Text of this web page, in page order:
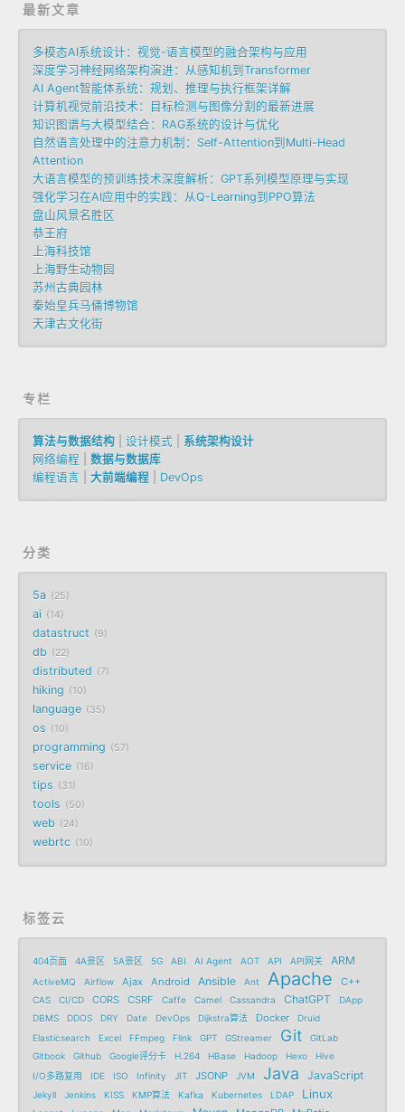
最新文章
多模态AI系统设计：视觉-语言模型的融合架构与应用
深度学习神经网络架构演进：从感知机到Transformer
AI Agent智能体系统：规划、推理与执行框架详解
计算机视觉前沿技术：目标检测与图像分割的最新进展
知识图谱与大模型结合：RAG系统的设计与优化
自然语言处理中的注意力机制：Self-Attention到Multi-Head
Attention
大语言模型的预训练技术深度解析：GPT系列模型原理与实现
强化学习在AI应用中的实践：从Q-Learning到PPO算法
盘山风景名胜区
恭王府
上海科技馆
上海野生动物园
苏州古典园林
秦始皇兵马俑博物馆
天津古文化街
专栏
算法与数据结构 设计模式
系统架构设计
网络编程
数据与数据库
编程语言
大前端编程 DevOps
分类
5a 25
ai 14
datastruct 9
db 22
distributed 7
hiking 10
language 35
os 10
programming 57
service 16
tips 31
tools 50
web 24
webrtc 10
标签云
404页面 4A景区 5A景区 5G ABI AI Agent AOT API API网关 ARM
ActiveMQ Airflow Ajax Android Ansible Ant Apache C++
CAS CI/CD CORS CSRF Caffe Camel Cassandra ChatGPT
DApp
DBMS
DDOS DRY Date DevOps Dijkstra算法 Docker
Druid
Elasticsearch
Excel FFmpeg Flink GPT GStreamer Git
GitLab
Gitbook
Github Google评分卡 H.264 HBase Hadoop Hexo
Hive
I/O多路复用
IDE ISO Infinity JIT JSONP JVM Java JavaScript
Jekyll Jenkins KISS KMP算法 Kafka Kubernetes LDAP Linux